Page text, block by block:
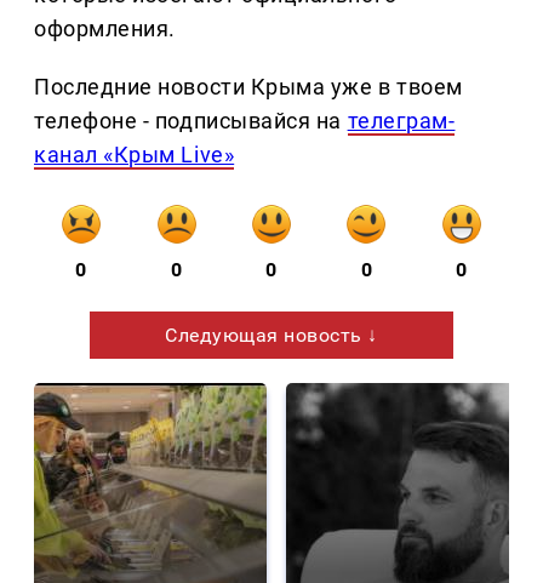
оформления.
Последние новости Крыма уже в твоем
телефоне - подписывайся на телеграм-
канал «Крым Live»
0 0 0 0 0
Следующая новость ↓